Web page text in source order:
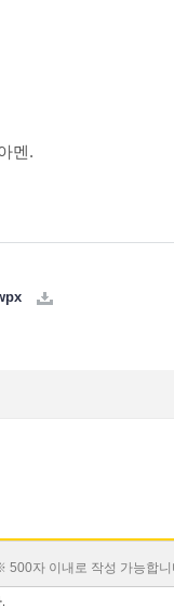
멘.
500자 이내로 작성 가능합니